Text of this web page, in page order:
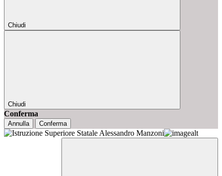
Chiudi
Chiudi
Conferma
Annulla Conferma